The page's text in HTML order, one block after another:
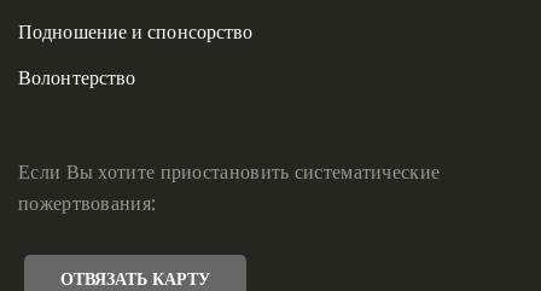
Подношение и спонсорство
Волонтерство
Если Вы хотите приостановить систематические
пожертвования:
ОТВЯЗАТЬ КАРТУ